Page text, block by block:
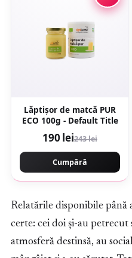
Lăptişor de matcă PUR
ECO 100g - Default Title
190 lei243 lei
Cumpără
Relatările disponibile până
certe: cei doi și-au
atmosferă destinsă, au